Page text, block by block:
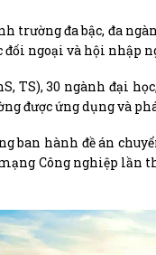
đa bậc, đa
ngoại và hội nhập
TS), 30 ngành đại
được ứng dụng và
ban hành đề án
mạng Công nghiệp